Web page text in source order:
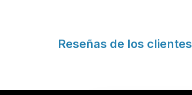
Reseñas de los clientes